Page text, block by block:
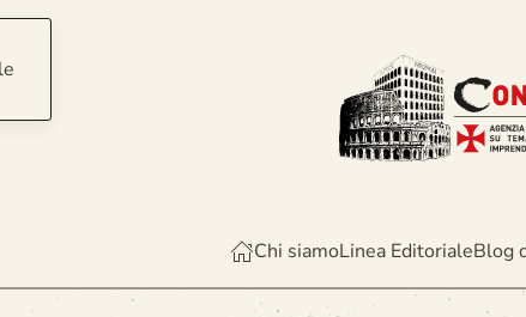
Chi siamoLinea EditorialeBlog